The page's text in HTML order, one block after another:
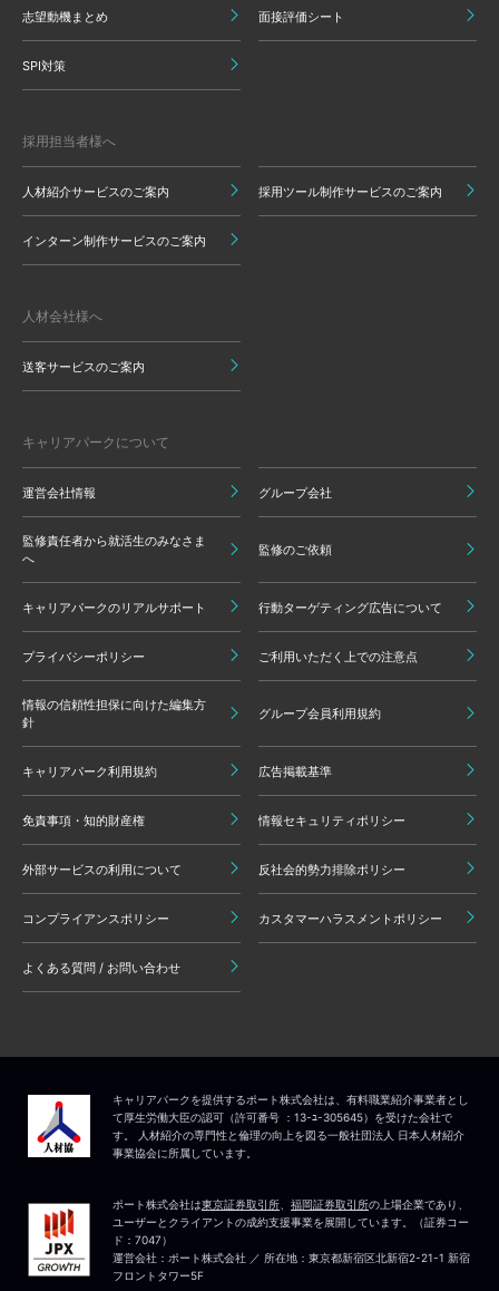
志望動機まとめ 面接評価シート
SPI対策
採用担当者様へ
人材紹介サービスのご案内 採用ツール制作サービスのご案内
インターン制作サービスのご案内
人材会社様へ
送客サービスのご案内
キャリアパークについて
運営会社情報 グループ会社
監修責任者から就活生のみなさま
へ
監修のご依頼
キャリアパークのリアルサポート 行動ターゲティング広告について
プライバシーポリシー ご利用いただく上での注意点
情報の信頼性担保に向けた編集方
針
グループ会員利用規約
キャリアパーク利用規約 広告掲載基準
免責事項・知的財産権 情報セキュリティポリシー
外部サービスの利用について 反社会的勢力排除ポリシー
コンプライアンスポリシー カスタマーハラスメントポリシー
よくある質問 / お問い合わせ